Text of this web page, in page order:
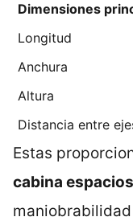
Dimensiones
Longitud
Anchura
Altura
Distancia entre
Estas
cabina